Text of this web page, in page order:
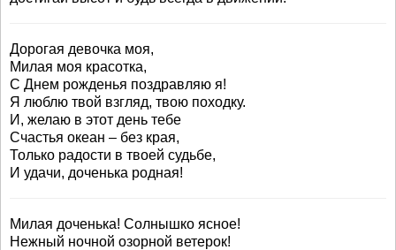
Дорогая девочка моя,
Милая моя красотка,
С Днем рожденья поздравляю я!
Я люблю твой взгляд, твою походку.
И, желаю в этот день тебе
Счастья океан – без края,
Только радости в твоей судьбе,
И удачи, доченька родная!
Милая доченька! Солнышко ясное!
Нежный ночной озорной ветерок!